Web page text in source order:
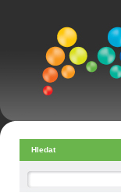
Hledat